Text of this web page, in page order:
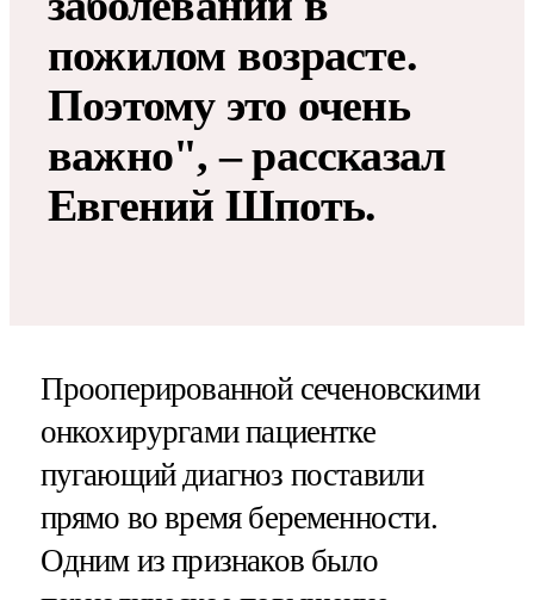
пожилом возрасте.
Поэтому это очень
важно", – рассказал
Евгений Шпоть.
Прооперированной сеченовскими
онкохирургами пациентке
пугающий диагноз поставили
прямо во время беременности.
Одним из признаков было